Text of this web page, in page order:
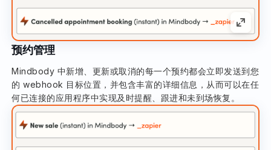
预约管理
Mindbody 中新增、更新或取消的每一个预约都会立即发送到您
的 webhook 目标位置，并包含丰富的详细信息，从而可以在任
何已连接的应用程序中实现及时提醒、跟进和未到场恢复。